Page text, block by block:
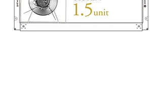
อ่านต่อเรื่องการรับประกันสินค้าได้
ตรงนี้
>>https://www.campstudio.co.th/